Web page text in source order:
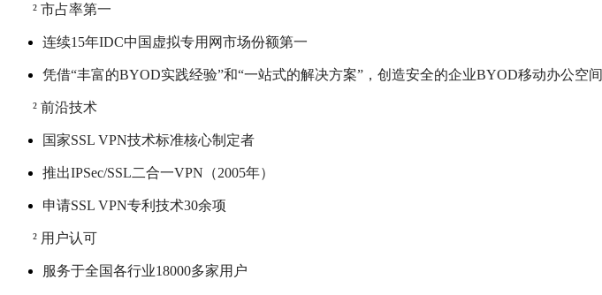
² 市占率第一
连续15年IDC中国虚拟专用网市场份额第一
凭借“丰富的BYOD实践经验”和“一站式的解决方案”，创造安全的企业BYOD移动办公空间
² 前沿技术
国家SSL VPN技术标准核心制定者
推出IPSec/SSL二合一VPN（2005年）
申请SSL VPN专利技术30余项
² 用户认可
服务于全国各行业18000多家用户